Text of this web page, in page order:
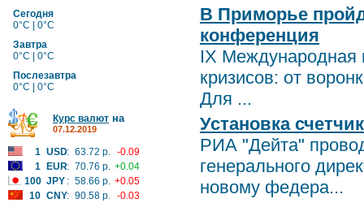
Сегодня
0°C | 0°C
Завтра
0°C | 0°C
Послезавтра
0°C | 0°C
Курс валют на
07.12.2019
1 USD: 63.72 р. -0.09
1
EUR: 70.76 р. +0.04
100 JPY : 58.66 р. +0.05
10 CNY: 90.58 р. -0.03
В Приморье
конференция
IX Международная
кризисов: от
Для ...
Установка
РИА "Дейта"
генерального
новому федера...